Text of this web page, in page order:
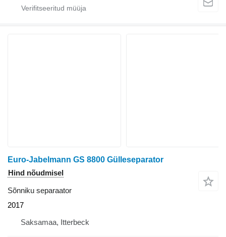
Euro-Jabelmann GS 8800 Gülleseparator
Hind nõudmisel
Sõnniku separaator
2017
Saksamaa, Itterbeck